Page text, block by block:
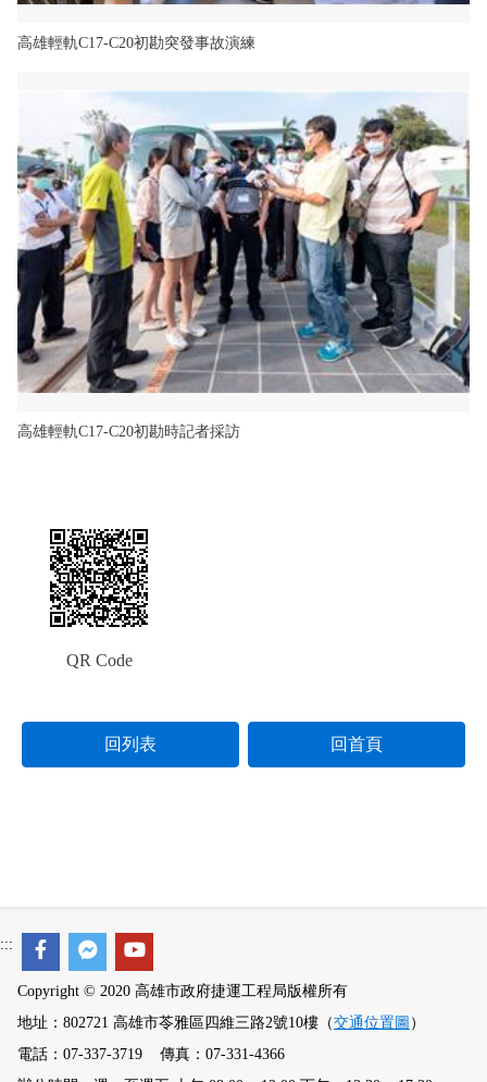
高雄輕軌C17-C20初勘突發事故演練
高雄輕軌C17-C20初勘時記者採訪
QR Code
回列表 回首頁
:::
Copyright © 2020 高雄市政府捷運工程局版權所有
地址：802721 高雄市苓雅區四維三路2號10樓（交通位置圖 ）
電話：07-337-3719 傳真：07-331-4366